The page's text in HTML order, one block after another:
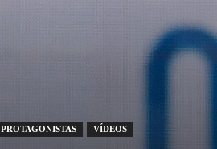
PROTAGONISTAS VÍDEOS